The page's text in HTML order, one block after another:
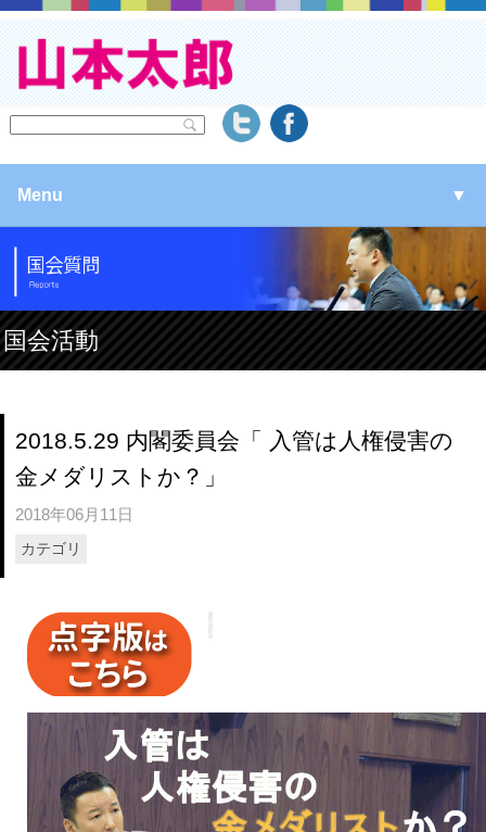
Menu ▼
▼
▼
▼
国会活動
2018.5.29 内閣委員会「 入管は人権侵害の
金メダリストか？」
2018年06月11日
カテゴリ